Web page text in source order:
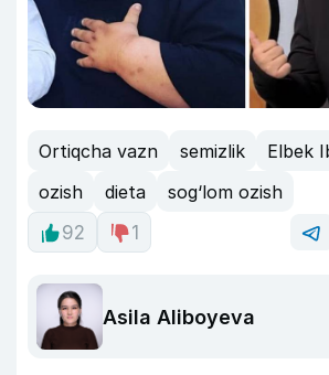
Ortiqcha vazn semizlik
Elbek
ozish
dieta
sog‘lom ozish
92
1
Asila Aliboyeva